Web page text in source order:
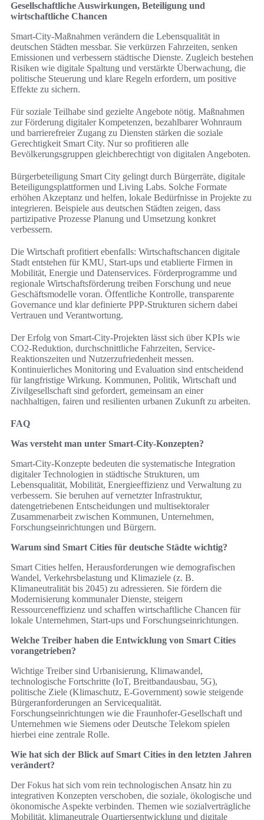
Gesellschaftliche Auswirkungen, Beteiligung und
wirtschaftliche Chancen
Smart-City-Maßnahmen verändern die Lebensqualität in
deutschen Städten messbar. Sie verkürzen Fahrzeiten, senken
Emissionen und verbessern städtische Dienste. Zugleich bestehen
Risiken wie digitale Spaltung und verstärkte Überwachung, die
politische Steuerung und klare Regeln erfordern, um positive
Effekte zu sichern.
Für soziale Teilhabe sind gezielte Angebote nötig. Maßnahmen
zur Förderung digitaler Kompetenzen, bezahlbarer Wohnraum
und barrierefreier Zugang zu Diensten stärken die soziale
Gerechtigkeit Smart City. Nur so profitieren alle
Bevölkerungsgruppen gleichberechtigt von digitalen Angeboten.
Bürgerbeteiligung Smart City gelingt durch Bürgerräte, digitale
Beteiligungsplattformen und Living Labs. Solche Formate
erhöhen Akzeptanz und helfen, lokale Bedürfnisse in Projekte zu
integrieren. Beispiele aus deutschen Städten zeigen, dass
partizipative Prozesse Planung und Umsetzung konkret
verbessern.
Die Wirtschaft profitiert ebenfalls: Wirtschaftschancen digitale
Stadt entstehen für KMU, Start-ups und etablierte Firmen in
Mobilität, Energie und Datenservices. Förderprogramme und
regionale Wirtschaftsförderung treiben Forschung und neue
Geschäftsmodelle voran. Öffentliche Kontrolle, transparente
Governance und klar definierte PPP-Strukturen sichern dabei
Vertrauen und Verantwortung.
Der Erfolg von Smart-City-Projekten lässt sich über KPIs wie
CO2-Reduktion, durchschnittliche Fahrzeiten, Service-
Reaktionszeiten und Nutzerzufriedenheit messen.
Kontinuierliches Monitoring und Evaluation sind entscheidend
für langfristige Wirkung. Kommunen, Politik, Wirtschaft und
Zivilgesellschaft sind gefordert, gemeinsam an einer
nachhaltigen, fairen und resilienten urbanen Zukunft zu arbeiten.
FAQ
Was versteht man unter Smart-City-Konzepten?
Smart-City-Konzepte bedeuten die systematische Integration
digitaler Technologien in städtische Strukturen, um
Lebensqualität, Mobilität, Energieeffizienz und Verwaltung zu
verbessern. Sie beruhen auf vernetzter Infrastruktur,
datengetriebenen Entscheidungen und multisektoraler
Zusammenarbeit zwischen Kommunen, Unternehmen,
Forschungseinrichtungen und Bürgern.
Warum sind Smart Cities für deutsche Städte wichtig?
Smart Cities helfen, Herausforderungen wie demografischen
Wandel, Verkehrsbelastung und Klimaziele (z. B.
Klimaneutralität bis 2045) zu adressieren. Sie fördern die
Modernisierung kommunaler Dienste, steigern
Ressourceneffizienz und schaffen wirtschaftliche Chancen für
lokale Unternehmen, Start-ups und Forschungseinrichtungen.
Welche Treiber haben die Entwicklung von Smart Cities
vorangetrieben?
Wichtige Treiber sind Urbanisierung, Klimawandel,
technologische Fortschritte (IoT, Breitbandausbau, 5G),
politische Ziele (Klimaschutz, E-Government) sowie steigende
Bürgeranforderungen an Servicequalität.
Forschungseinrichtungen wie die Fraunhofer-Gesellschaft und
Unternehmen wie Siemens oder Deutsche Telekom spielen
hierbei eine zentrale Rolle.
Wie hat sich der Blick auf Smart Cities in den letzten Jahren
verändert?
Der Fokus hat sich vom rein technologischen Ansatz hin zu
integrativen Konzepten verschoben, die soziale, ökologische und
ökonomische Aspekte verbinden. Themen wie sozialverträgliche
Mobilität, klimaneutrale Quartiersentwicklung und digitale